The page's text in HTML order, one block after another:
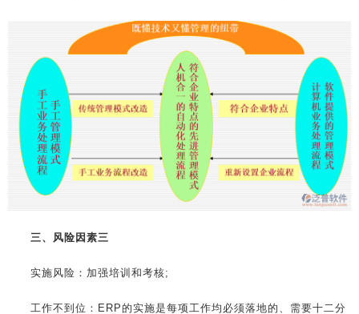
三、风险因素三
实施风险：加强培训和考核;
工作不到位：ERP的实施是每项工作均必须落地的、需要十二分